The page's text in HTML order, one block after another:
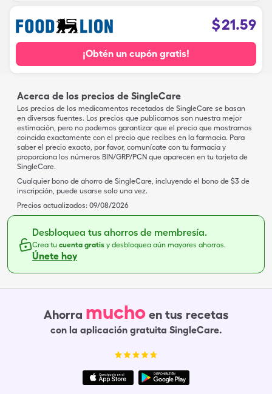
$21.59
¡Obtén un cupón gratis!
Acerca de los precios de SingleCare
Los precios de los medicamentos recetados de SingleCare se basan
en diversas fuentes. Los precios que publicamos son nuestra mejor
estimación, pero no podemos garantizar que el precio que mostramos
coincida exactamente con el precio que recibes en la farmacia. Para
saber el precio exacto, por favor, comunícate con tu farmacia y
proporciona los números BIN/GRP/PCN que aparecen en tu tarjeta de
SingleCare.
Cualquier bono de ahorro de SingleCare, incluyendo el bono de $3 de
inscripción, puede usarse solo una vez.
Precios actualizados: 09/08/2026
Desbloquea tus ahorros de membresía.
Crea tu cuenta gratis y desbloquea aún mayores ahorros.
Únete hoy
Ahorra mucho en tus recetas
con la aplicación gratuita SingleCare.